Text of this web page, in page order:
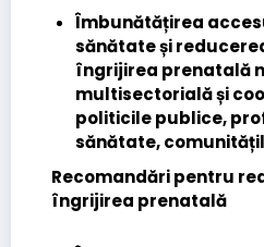
Îmbunătățirea
sănătate și
îngrijirea prenatală
multisectorială și
politicile publice,
sănătate,
Recomandări pentru
îngrijirea prenatală